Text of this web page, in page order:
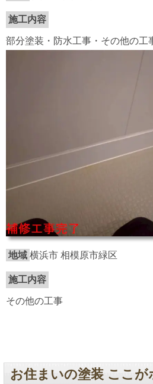
施工内容
部分塗装・防水工事・その他の工
地域 横浜市 相模原市緑区
施工内容
その他の工事
お住まいの塗装 ここ